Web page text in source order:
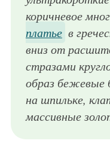
коричневое
платье в
вниз от
стразами
образ бежевые
на шпильке,
массивные